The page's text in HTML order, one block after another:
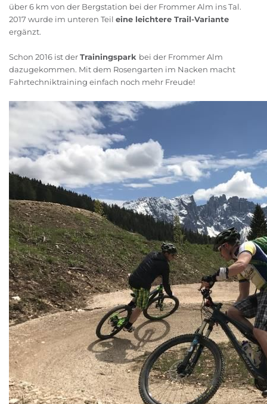
über 6 km von der Bergstation bei der Frommer Alm ins Tal.
2017 wurde im unteren Teil eine leichtere Trail-Variante
ergänzt.
Schon 2016 ist derTrainingspark bei der Frommer Alm
dazugekommen. Mit dem Rosengarten im Nacken macht
Fahrtechniktraining einfach noch mehr Freude!